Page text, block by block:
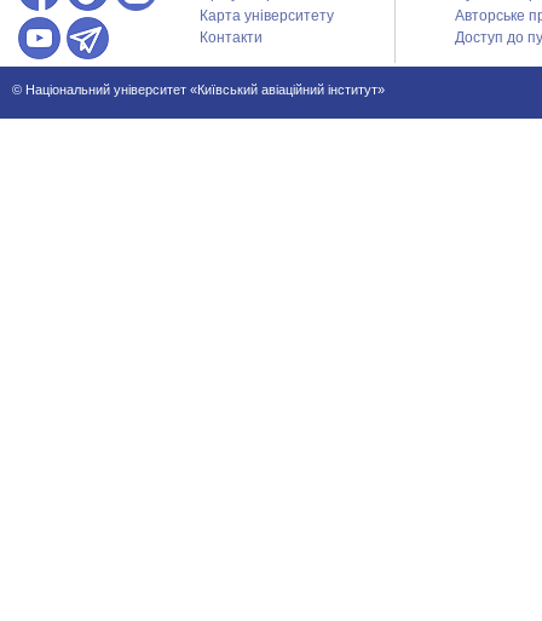
Карта університету
Контакти
Авторське
Доступ до
© Національний університет «Київський авіаційний інститут»